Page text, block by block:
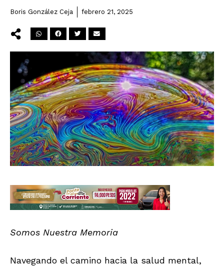
Boris González Ceja febrero 21, 2025
Somos Nuestra Memoria
Navegando el camino hacia la salud mental,